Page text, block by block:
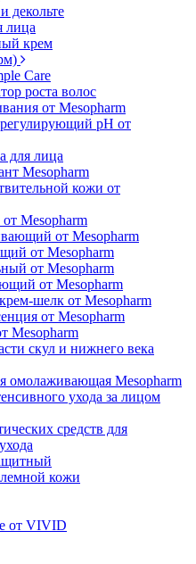
декольте
лица
крем
Care
роста волос
от Mesopharm
рН от
для лица
Mesopharm
кожи от
Mesopharm
от Mesopharm
от Mesopharm
от Mesopharm
от Mesopharm
шелк от Mesopharm
от Mesopharm
Mesopharm
скул и нижнего века
омолаживающая Mesopharm
ухода за лицом
средств для
кожи
от VIVID